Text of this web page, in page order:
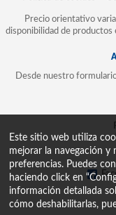
Precio orientativo
disponibilidad de productos
Desde nuestro
Este sitio web utiliza
mejorar la navegación
preferencias. Puedes
haciendo click en
información detallada
cómo deshabilitarlas,